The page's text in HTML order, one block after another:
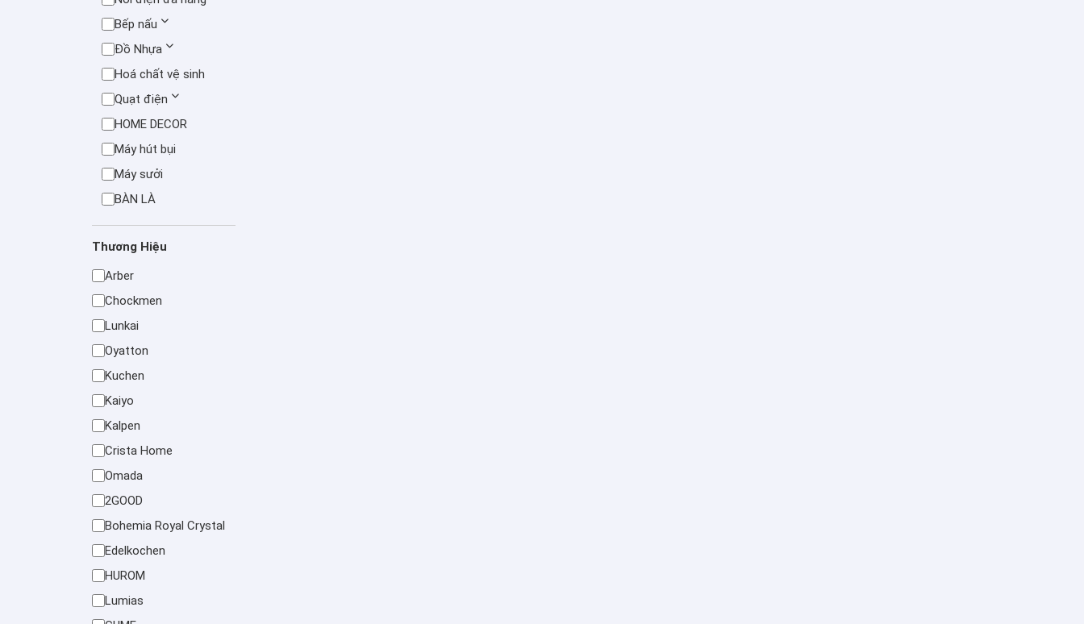
Bếp nấu
Đồ Nhựa
Hoá chất vệ sinh
Quạt điện
HOME DECOR
Máy hút bụi
Máy sưởi
BÀN LÀ
Thương Hiệu
Arber
Chockmen
Lunkai
Oyatton
Kuchen
Kaiyo
Kalpen
Crista Home
Omada
2GOOD
Bohemia Royal Crystal
Edelkochen
HUROM
Lumias